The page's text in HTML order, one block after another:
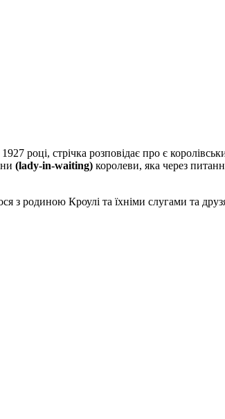
році, стрічка розповідає про є
(lady-in-waiting) королеви, яка через
з родиною Кроулі та їхніми слугами та